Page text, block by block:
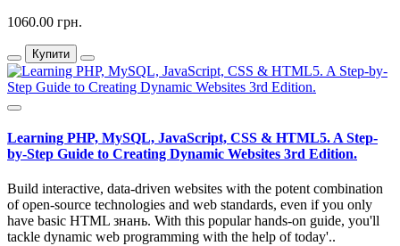
1060.00 грн.
Купити
Learning PHP, MySQL, JavaScript, CSS & HTML5. A Step-
by-Step Guide to Creating Dynamic Websites 3rd Edition.
Build interactive, data-driven websites with the potent combination
of open-source technologies and web standards, even if you only
have basic HTML знань. With this popular hands-on guide, you'll
tackle dynamic web programming with the help of today'..